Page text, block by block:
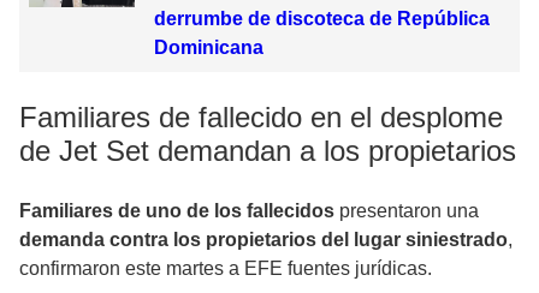
derrumbe de discoteca de República
Dominicana
Familiares de fallecido en el desplome
de Jet Set demandan a los propietarios
Familiares de uno de los fallecidos presentaron una
demanda contra los propietarios del lugar siniestrado,
confirmaron este martes a EFE fuentes jurídicas.